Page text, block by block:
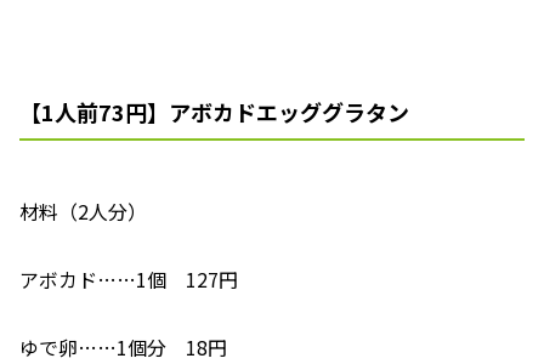
【1人前73円】アボカドエッググラタン
材料（2人分）
アボカド……1個 127円
ゆで卵……1個分 18円